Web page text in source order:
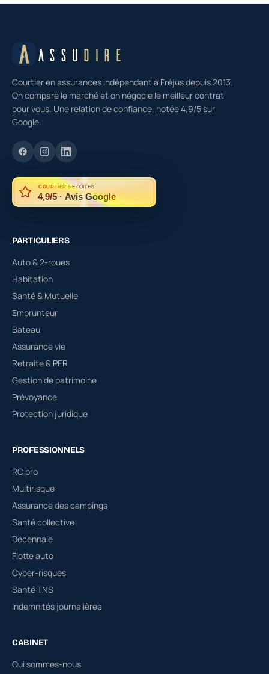
ASSU DIRE
Courtier en assurances indépendant à Fréjus depuis 2013.
On compare le marché et on négocie le meilleur contrat
pour vous. Une relation de confiance, notée 4,9/5 sur
Google.
COURTIER 5 ÉTOILES
4,9/5 · Avis Google
PARTICULIERS
Auto & 2-roues
Habitation
Santé & Mutuelle
Emprunteur
Bateau
Assurance vie
Retraite & PER
Gestion de patrimoine
Prévoyance
Protection juridique
PROFESSIONNELS
RC pro
Multirisque
Assurance des campings
Santé collective
Décennale
Flotte auto
Cyber-risques
Santé TNS
Indemnités journalières
CABINET
Qui sommes-nous